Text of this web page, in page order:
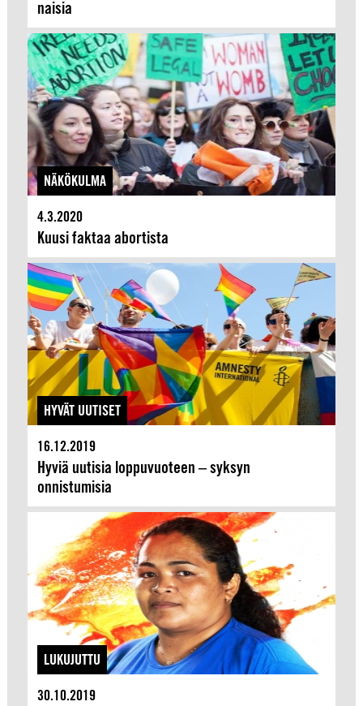
naisia
NÄKÖKULMA
4.3.2020
Kuusi faktaa abortista
HYVÄT UUTISET
16.12.2019
Hyviä uutisia loppuvuoteen – syksyn
onnistumisia
LUKUJUTTU
30.10.2019